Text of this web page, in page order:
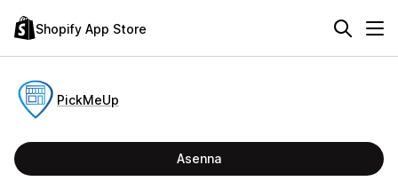
Shopify App Store
PickMeUp
Asenna